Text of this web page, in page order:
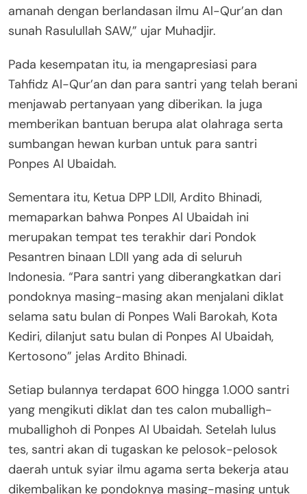
amanah dengan berlandasan ilmu Al-Qur’an dan
sunah Rasulullah SAW,” ujar Muhadjir.
Pada kesempatan itu, ia mengapresiasi para
Tahfidz Al-Qur’an dan para santri yang telah berani
menjawab pertanyaan yang diberikan. Ia juga
memberikan bantuan berupa alat olahraga serta
sumbangan hewan kurban untuk para santri
Ponpes Al Ubaidah.
Sementara itu, Ketua DPP LDII, Ardito Bhinadi,
memaparkan bahwa Ponpes Al Ubaidah ini
merupakan tempat tes terakhir dari Pondok
Pesantren binaan LDII yang ada di seluruh
Indonesia. “Para santri yang diberangkatkan dari
pondoknya masing-masing akan menjalani diklat
selama satu bulan di Ponpes Wali Barokah, Kota
Kediri, dilanjut satu bulan di Ponpes Al Ubaidah,
Kertosono” jelas Ardito Bhinadi.
Setiap bulannya terdapat 600 hingga 1.000 santri
yang mengikuti diklat dan tes calon muballigh-
muballighoh di Ponpes Al Ubaidah. Setelah lulus
tes, santri akan di tugaskan ke pelosok-pelosok
daerah untuk syiar ilmu agama serta bekerja atau
dikembalikan ke pondoknya masing-masing untuk